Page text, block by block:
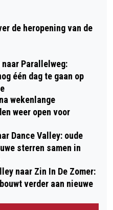
de heropening van de
naar Parallelweg:
één dag te gaan op
wekenlange
weer open voor
Dance Valley: oude
sterren samen in
naar Zin In De Zomer:
verder aan nieuwe